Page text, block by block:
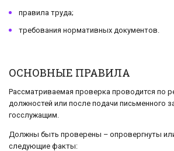
правила труда;
требования нормативных документов.
ОСНОВНЫЕ ПРАВИЛА
Рассматриваемая проверка проводится по
должностей или после подачи письменного
госслужащим.
Должны быть проверены – опровергнуты
следующие факты: